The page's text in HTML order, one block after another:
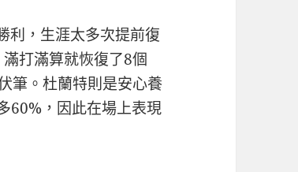
利，生涯太多次提前復
打滿算就恢復了8個
筆。杜蘭特則是安心養
60%，因此在場上表現